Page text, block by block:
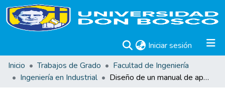
Iniciar sesión (current)
Inicio
Trabajos de Grado
Facultad de Ingeniería
Ingeniería en Industrial
Diseño de un manual de aplicación de la norma ISO/IEC 17025 para la acreditación de laboratorios de ensayo y/o calibración en El Salvador